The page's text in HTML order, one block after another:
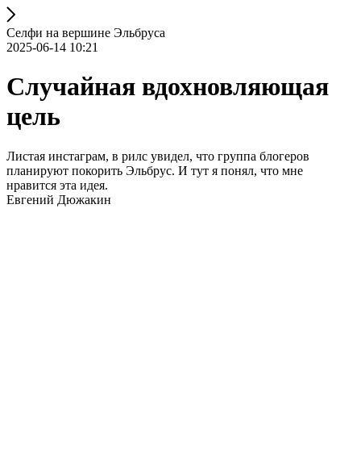
Селфи на вершине Эльбруса
2025-06-14 10:21
Случайная вдохновляющая
цель
Листая инстаграм, в рилс увидел, что группа блогеров
планируют покорить Эльбрус. И тут я понял, что мне
нравится эта идея.
Евгений Дюжакин